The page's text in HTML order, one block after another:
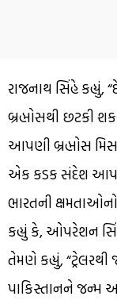
રાજનાથ સિંહે કહ્યું,
બ્રહ્મોસથી છટકી
આપણી બ્રહ્મોસ
એક કડક સંદેશ
ભારતની
કહ્યું કે, ઓપરેશન
તેમણે કહ્યું,
પાકિસ્તાનને જન્મ